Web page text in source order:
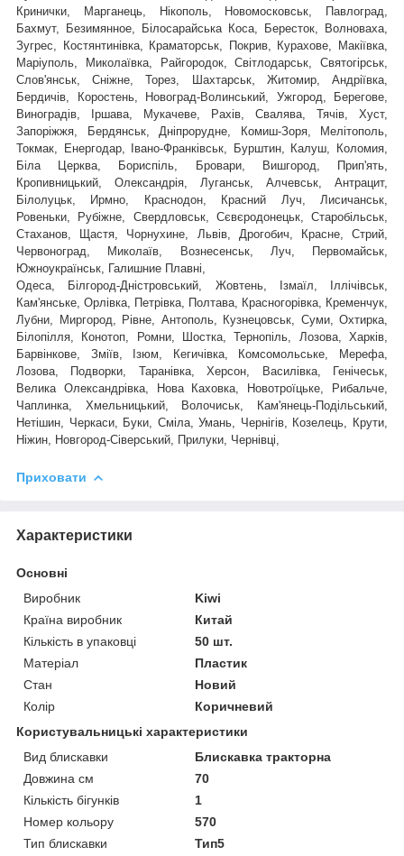
Кринички, Марганець, Нікополь, Новомосковськ, Павлоград,
Бахмут, Безимянное, Білосарайська Коса, Бересток, Волноваха,
Зугрес, Костянтинівка, Краматорськ, Покрив, Курахове, Макіївка,
Маріуполь, Миколаївка, Райгородок, Світлодарськ, Святогірськ,
Слов'янськ, Сніжне, Торез, Шахтарськ, Житомир, Андріївка,
Бердичів, Коростень, Новоград-Волинський, Ужгород, Берегове,
Виноградів, Іршава, Мукачеве, Рахів, Свалява, Тячів, Хуст,
Запоріжжя, Бердянськ, Дніпрорудне, Комиш-Зоря, Мелітополь,
Токмак, Енергодар, Івано-Франківськ, Бурштин, Калуш, Коломия,
Біла Церква, Бориспіль, Бровари, Вишгород, Прип'ять,
Кропивницький, Олександрія, Луганськ, Алчевськ, Антрацит,
Білолуцьк, Ирмно, Краснодон, Красний Луч, Лисичанськ,
Ровеньки, Рубіжне, Свердловськ, Сєвєродонецьк, Старобільськ,
Стаханов, Щастя, Чорнухине, Львів, Дрогобич, Красне, Стрий,
Червоноград,
Миколаїв, Вознесенськ, Луч, Первомайськ,
Южноукраїнськ, Галишние Плавні,
Одеса, Білгород-Дністровський, Жовтень, Ізмаїл, Іллічівськ,
Кам'янське, Орлівка, Петрівка, Полтава, Красногорівка, Кременчук,
Лубни, Миргород, Рівне, Антополь, Кузнецовськ, Суми, Охтирка,
Білопілля, Конотоп, Ромни, Шостка, Тернопіль, Лозова, Харків,
Барвінкове, Зміїв, Ізюм, Кегичівка, Комсомольське, Мерефа,
Лозова, Подворки, Таранівка, Херсон, Василівка, Генічеськ,
Велика Олександрівка, Нова Каховка, Новотроїцьке, Рибальче,
Чаплинка, Хмельницький, Волочиськ, Кам'янець-Подільський,
Нетішин, Черкаси, Буки, Сміла, Умань, Чернігів, Козелець, Крути,
Ніжин, Новгород-Сіверський, Прилуки, Чернівці,
Приховати
Характеристики
Основні
Виробник
Kiwi
Країна виробник
Китай
Кількість в упаковці
50 шт.
Матеріал
Пластик
Стан
Новий
Колір
Коричневий
Користувальницькі характеристики
Вид блискавки
Блискавка тракторна
Довжина см
70
Кількість бігунків
1
Номер кольору
570
Тип блискавки
Тип5